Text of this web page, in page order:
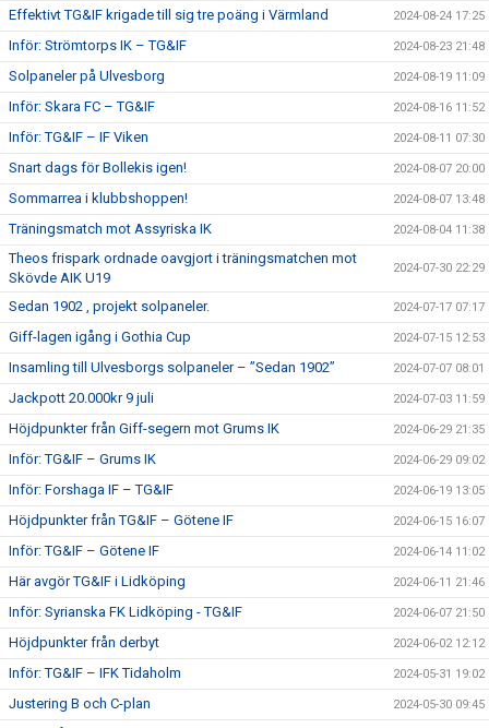
Effektivt TG&IF krigade till sig tre poäng i Värmland 2024-08-24 17:25
Inför: Strömtorps IK – TG&IF 2024-08-23 21:48
Solpaneler på Ulvesborg 2024-08-19 11:09
Inför: Skara FC – TG&IF 2024-08-16 11:52
Inför: TG&IF – IF Viken 2024-08-11 07:30
Snart dags för Bollekis igen! 2024-08-07 20:00
Sommarrea i klubbshoppen! 2024-08-07 13:48
Träningsmatch mot Assyriska IK 2024-08-04 11:38
Theos frispark ordnade oavgjort i träningsmatchen mot
Skövde AIK U19
2024-07-30 22:29
Sedan 1902 , projekt solpaneler. 2024-07-17 07:17
Giff-lagen igång i Gothia Cup 2024-07-15 12:53
Insamling till Ulvesborgs solpaneler – ”Sedan 1902” 2024-07-07 08:01
Jackpott 20.000kr 9 juli 2024-07-03 11:59
Höjdpunkter från Giff-segern mot Grums IK 2024-06-29 21:35
Inför: TG&IF – Grums IK 2024-06-29 09:02
Inför: Forshaga IF – TG&IF 2024-06-19 13:05
Höjdpunkter från TG&IF – Götene IF 2024-06-15 16:07
Inför: TG&IF – Götene IF 2024-06-14 11:02
Här avgör TG&IF i Lidköping 2024-06-11 21:46
Inför: Syrianska FK Lidköping - TG&IF 2024-06-07 21:50
Höjdpunkter från derbyt 2024-06-02 12:12
Inför: TG&IF – IFK Tidaholm 2024-05-31 19:02
Justering B och C-plan 2024-05-30 09:45